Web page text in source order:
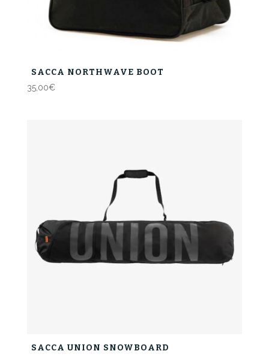
SACCA NORTHWAVE BOOT
35,00€
SACCA UNION SNOWBOARD